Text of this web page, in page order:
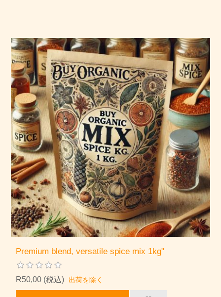
Premium blend, versatile spice mix 1kg"
R50,00 (税込) 出荷を除く